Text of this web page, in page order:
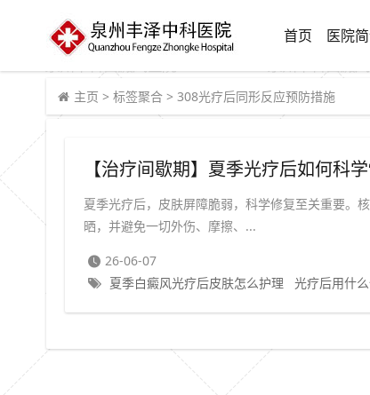
首页 医院
主页 > 标签聚合 > 308光疗后同形反应预防措施
【治疗间歇期】夏季光疗后如何科
夏季光疗后，皮肤屏障脆弱，科学修复至关重要。
晒，并避免一切外伤、摩擦、...
26-06-07
夏季白癜风光疗后皮肤怎么护理
光疗后用什